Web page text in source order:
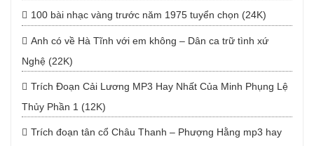
100 bài nhạc vàng trước năm 1975 tuyển chọn (24K)
Anh có về Hà Tĩnh với em không – Dân ca trữ tình xứ
Nghệ (22K)
Trích Đoạn Cải Lương MP3 Hay Nhất Của Minh Phụng Lệ
Thủy Phần 1 (12K)
Trích đoạn tân cổ Châu Thanh – Phượng Hằng mp3 hay